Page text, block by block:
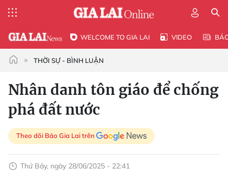
WELCOME TO GIA LAI VIDEO
THỜI SỰ - BÌNH LUẬN
Nhân danh tôn giáo để chống
phá đất nước
Theo dõi Báo Gia Lai trên
Thứ Bảy, ngày 28/06/2025 - 22:41